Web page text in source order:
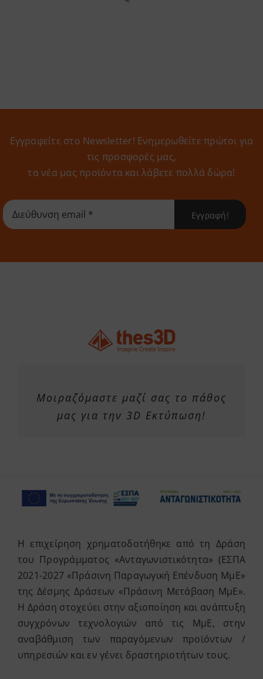
Εγγραφείτε στο Newsletter! Eνημερωθείτε πρώτοι για
τις προσφορές μας,
τα νέα μας προϊόντα και λάβετε πολλά δώρα!
Εγγραφή!
Μοιραζόμαστε μαζί σας το πάθος
μας για την 3D Εκτύπωση!
Η επιχείρηση χρηματοδοτήθηκε από τη Δράση
του Προγράμματος «Ανταγωνιστικότητα» (ΕΣΠΑ
2021-2027 «Πράσινη Παραγωγική Επένδυση ΜμΕ»
της Δέσμης Δράσεων «Πράσινη Μετάβαση ΜμΕ».
Η Δράση στοχεύει στην αξιοποίηση και ανάπτυξη
συγχρόνων τεχνολογιών από τις ΜμΕ, στην
αναβάθμιση των παραγόμενων προϊόντων /
υπηρεσιών και εν γένει δραστηριοτήτων τους.